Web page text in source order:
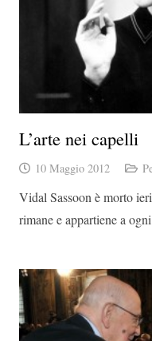
L’arte nei capelli
10 Maggio 2012
Vidal Sassoon è morto
rimane e appartiene a